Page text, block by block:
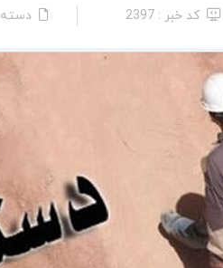
کد خبر : 2397 دسته